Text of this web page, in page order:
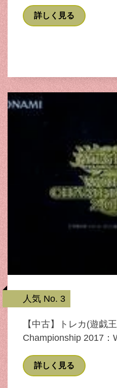
詳しく見る
人気 No. 3
【中古】トレカ(遊戯
Championship 2017
詳しく見る